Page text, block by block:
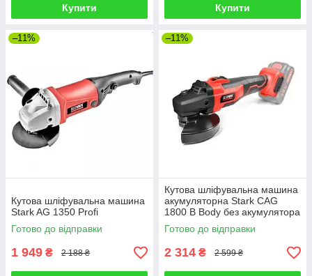
Купити Купити
–11%
Кутова шліфувальна машина
Stark AG 1350 Profi
Готово до відправки
1 949 ₴ 2 188 ₴
–11%
Кутова шліфувальна машина
акумуляторна Stark CAG
1800 B Body без акумулятора
Готово до відправки
2 314 ₴ 2 599 ₴